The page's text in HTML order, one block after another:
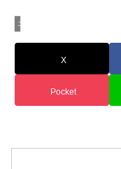
エステ用タオルシーツ
X
Pocket